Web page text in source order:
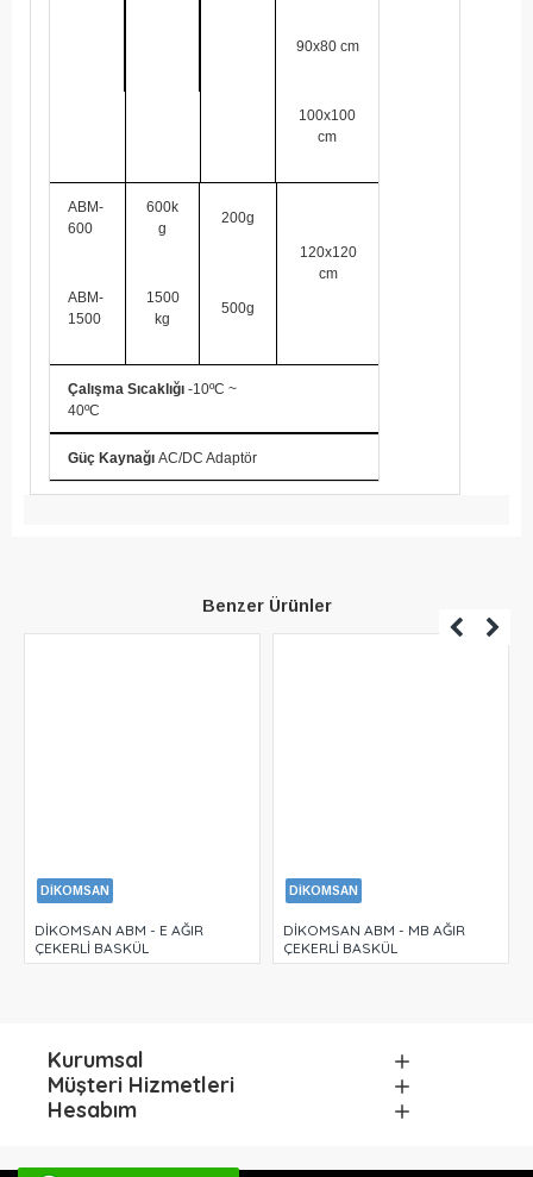
90x80 cm
100x100
cm
ABM-
600
600k
g
200g
120x120
cm
ABM-
1500
1500
kg
500g
Çalışma Sıcaklığı -10ºC ~
40ºC
Güç Kaynağı AC/DC Adaptör
Benzer Ürünler
DİKOMSAN
DİKOMSAN ABM - E AĞIR
ÇEKERLİ BASKÜL
DİKOMSAN
DİKOMSAN ABM - MB AĞIR
ÇEKERLİ BASKÜL
Kurumsal
Müşteri Hizmetleri
Hesabım